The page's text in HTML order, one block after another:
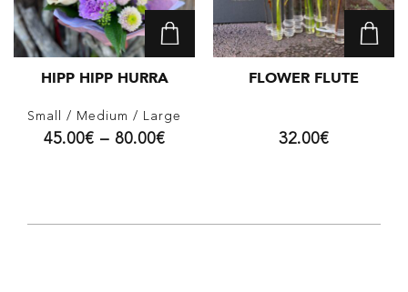
HIPP HIPP HURRA
Small / Medium / Large
45.00€ – 80.00€
FLOWER FLUTE
32.00€